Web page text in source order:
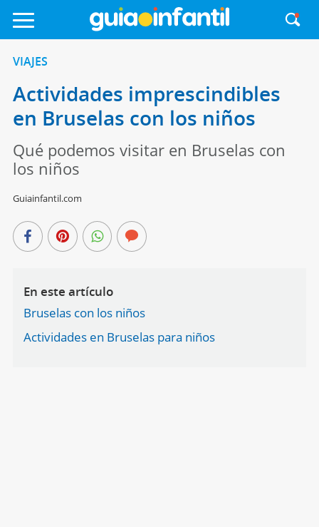
VIAJES
Actividades imprescindibles
en Bruselas con los niños
Qué podemos visitar en Bruselas con
los niños
Guiainfantil.com
En este artículo
Bruselas con los niños
Actividades en Bruselas para niños